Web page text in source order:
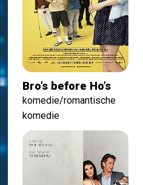
Bro’s before Ho’s
komedie/romantische
komedie